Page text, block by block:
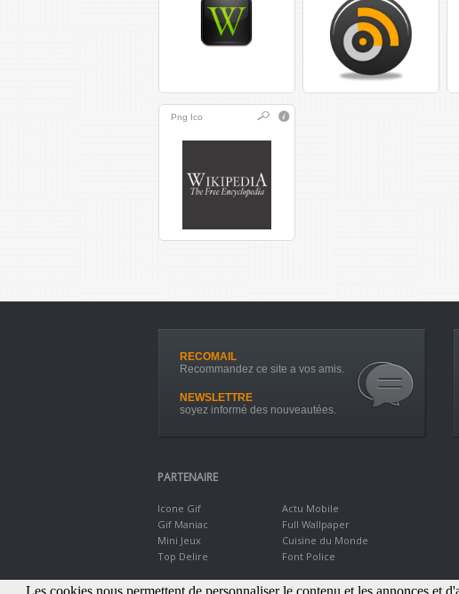
Png Ico
RECOMAIL
Recommandez ce site a vos amis.
NEWSLETTRE
soyez informé des nouveautées.
PARTENAIRE
Icone Gif
Gif Maniac
Mini Jeux
Top Delire
Actu Mobile
Full Wallpaper
Cuisine du Monde
Font Police
Les cookies nous permettent de personnaliser le contenu et les annonces et